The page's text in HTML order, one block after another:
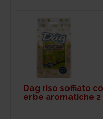
Dag riso soffiato
erbe aromatiche